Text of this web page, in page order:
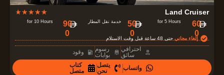
Land Cruiser
★
★
★
★
★
e
4
60
0
for 5 Hours
50
0
خدمة نقل المطار
90
0
for 10 Hours
إلغاء مجانيحتى 48 ساعة قبل وقت الاستلام
احترافي
سائق
رسوم
بوابات
وقود
واتساب
يتصل
نحن
كتاب
متصل